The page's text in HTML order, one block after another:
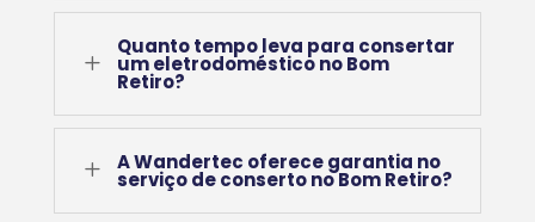
L
Quanto tempo leva para consertar
um eletrodoméstico no Bom
Retiro?
L A Wandertec oferece garantia no
serviço de conserto no Bom Retiro?